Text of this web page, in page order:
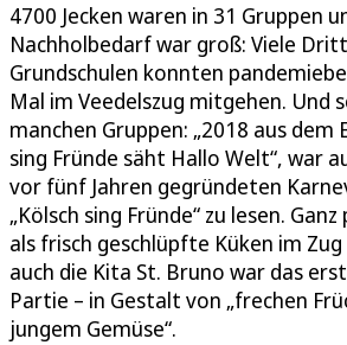
4700 Jecken waren in 31 Gruppen
Nachholbedarf war groß: Viele
Grundschulen konnten
Mal im Veedelszug mitgehen. Und
manchen Gruppen: „2018 aus dem
sing Fründe säht Hallo Welt“, war
vor fünf Jahren gegründeten
„Kölsch sing Fründe“ zu lesen.
als frisch geschlüpfte Küken im
auch die Kita St. Bruno war das
Partie – in Gestalt von „frechen
jungem Gemüse“.